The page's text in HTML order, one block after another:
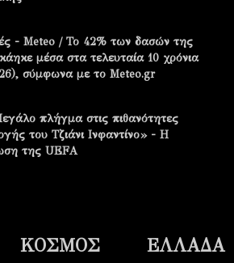
- Meteo / Το 42% των δασών της
μέσα στα τελευταία 10 χρόνια
σύμφωνα με το Meteo.gr
πλήγμα στις πιθανότητες
του Τζιάνι Ινφαντίνο» - Η
της UEFA
ΚΟΣΜΟΣ
ΕΛΛΑΔΑ